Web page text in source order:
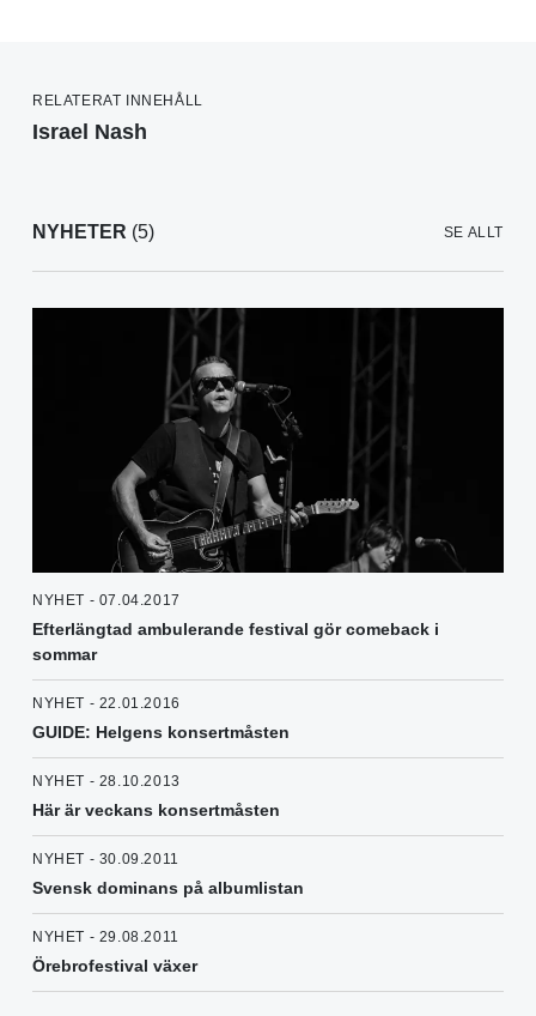
RELATERAT INNEHÅLL
Israel Nash
NYHETER (5) SE ALLT
NYHET - 07.04.2017
Efterlängtad ambulerande festival gör comeback i
sommar
NYHET - 22.01.2016
GUIDE: Helgens konsertmåsten
NYHET - 28.10.2013
Här är veckans konsertmåsten
NYHET - 30.09.2011
Svensk dominans på albumlistan
NYHET - 29.08.2011
Örebrofestival växer